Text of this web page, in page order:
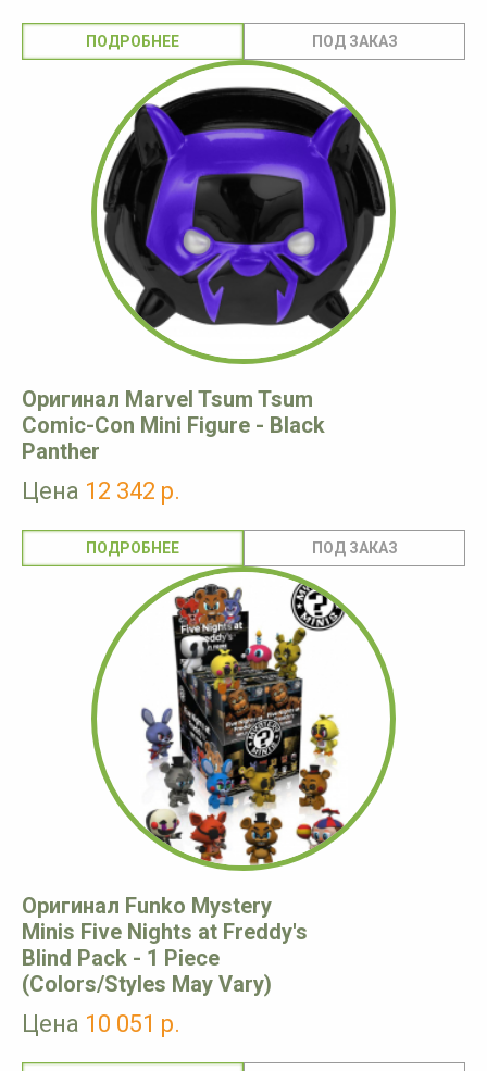
ПОДРОБНЕЕ
Оригинал Marvel Tsum Tsum
Comic-Con Mini Figure - Black
Panther
Цена 12 342 р.
ПОДРОБНЕЕ
Оригинал Funko Mystery
Minis Five Nights at Freddy's
Blind Pack - 1 Piece
(Colors/Styles May Vary)
Цена 10 051 р.